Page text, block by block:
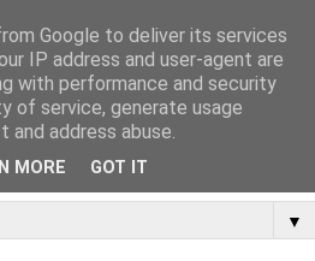
▼
Google to deliver its services
IP address and user-agent are
with performance and security
of service, generate usage
address abuse.
MORE GOT IT